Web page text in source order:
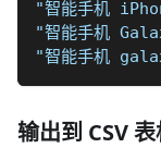
"智能手机
"智能手机
"智能手机
输出到 CSV